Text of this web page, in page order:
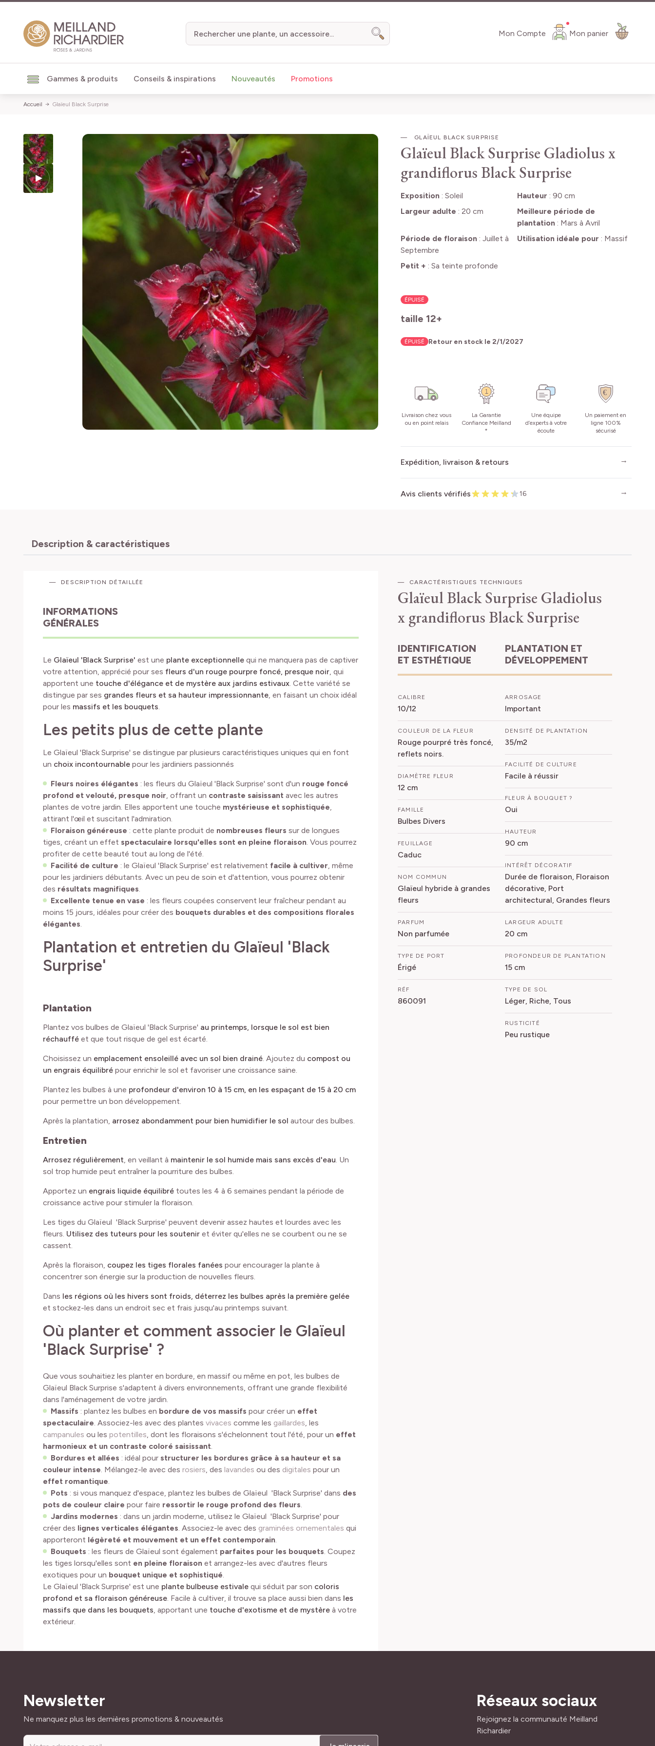
Mon Compte Mon panier
Gammes & produits Conseils & inspirations Nouveautés Promotions
Chercher
Accueil Glaïeul Black Surprise
GLAÏEUL BLACK SURPRISE
Glaïeul Black Surprise Gladiolus x
grandiflorus Black Surprise
Exposition: Soleil Hauteur : 90 cm
Largeur adulte : 20 cm
Meilleure période de
plantation: Mars à Avril
Période de floraison: Juillet à
Septembre
Utilisation idéale pour : Massif
Petit + : Sa teinte profonde
ÉPUISÉ
taille 12+
ÉPUISÉ Retour en stock le 2/1/2027
Livraison chez vous
ou en point relais
La Garantie
Confiance Meilland
*
Une équipe
d’experts à votre
écoute
Un paiement en
ligne 100%
sécurisé
Expédition, livraison & retours
Avis clients vérifiés 16
Description & caractéristiques
DESCRIPTION DÉTAILLÉE
INFORMATIONS
GÉNÉRALES
Le Glaïeul 'Black Surprise' est une plante exceptionnelle qui ne manquera pas de captiver
votre attention, apprécié pour ses fleurs d'un rouge pourpre foncé, presque noir, qui
apportent une touche d'élégance et de mystère aux jardins estivaux. Cette variété se
distingue par ses grandes fleurs et sa hauteur impressionnante, en faisant un choix idéal
pour les massifs et les bouquets.
Les petits plus de cette plante
Le Glaïeul 'Black Surprise' se distingue par plusieurs caractéristiques uniques qui en font
un choix incontournable pour les jardiniers passionnés
Fleurs noires élégantes : les fleurs du Glaïeul 'Black Surprise' sont d'un rouge foncé
profond et velouté, presque noir, offrant un contraste saisissant avec les autres
plantes de votre jardin. Elles apportent une touche mystérieuse et sophistiquée,
attirant l'œil et suscitant l'admiration.
Floraison généreuse : cette plante produit de nombreuses fleurs sur de longues
tiges, créant un effet spectaculaire lorsqu'elles sont en pleine floraison. Vous pourrez
profiter de cette beauté tout au long de l'été.
Facilité de culture : le Glaïeul 'Black Surprise' est relativement facile à cultiver, même
pour les jardiniers débutants. Avec un peu de soin et d'attention, vous pourrez obtenir
des résultats magnifiques.
Excellente tenue en vase : les fleurs coupées conservent leur fraîcheur pendant au
moins 15 jours, idéales pour créer des bouquets durables et des compositions florales
élégantes.
Plantation et entretien du Glaïeul 'Black
Surprise'
Plantation
Plantez vos bulbes de Glaïeul 'Black Surprise' au printemps, lorsque le sol est bien
réchauffé et que tout risque de gel est écarté.
Choisissez un emplacement ensoleillé avec un sol bien drainé. Ajoutez du compost ou
un engrais équilibré pour enrichir le sol et favoriser une croissance saine.
Plantez les bulbes à une profondeur d'environ 10 à 15 cm, en les espaçant de 15 à 20 cm
pour permettre un bon développement.
Après la plantation, arrosez abondamment pour bien humidifier le sol autour des bulbes.
Entretien
Arrosez régulièrement, en veillant à maintenir le sol humide mais sans excès d'eau. Un
sol trop humide peut entraîner la pourriture des bulbes.
Apportez un engrais liquide équilibré toutes les 4 à 6 semaines pendant la période de
croissance active pour stimuler la floraison.
Les tiges du Glaïeul 'Black Surprise' peuvent devenir assez hautes et lourdes avec les
fleurs. Utilisez des tuteurs pour les soutenir et éviter qu'elles ne se courbent ou ne se
cassent.
Après la floraison, coupez les tiges florales fanées pour encourager la plante à
concentrer son énergie sur la production de nouvelles fleurs.
Dans les régions où les hivers sont froids, déterrez les bulbes après la première gelée
et stockez-les dans un endroit sec et frais jusqu'au printemps suivant.
Où planter et comment associer le Glaïeul
'Black Surprise' ?
Que vous souhaitiez les planter en bordure, en massif ou même en pot, les bulbes de
Glaïeul Black Surprise s'adaptent à divers environnements, offrant une grande flexibilité
dans l'aménagement de votre jardin.
Massifs : plantez les bulbes en bordure de vos massifs pour créer un effet
spectaculaire. Associez-les avec des plantes vivaces comme les gaillardes, les
campanules ou les potentilles, dont les floraisons s'échelonnent tout l'été, pour un effet
harmonieux et un contraste coloré saisissant.
Bordures et allées : idéal pour structurer les bordures grâce à sa hauteur et sa
couleur intense. Mélangez-le avec des rosiers, des lavandes ou des digitales pour un
effet romantique.
Pots : si vous manquez d'espace, plantez les bulbes de Glaïeul 'Black Surprise' dans des
pots de couleur claire pour faire ressortir le rouge profond des fleurs.
Jardins modernes : dans un jardin moderne, utilisez le Glaïeul 'Black Surprise' pour
créer des lignes verticales élégantes. Associez-le avec des graminées ornementales qui
apporteront légèreté et mouvement et un effet contemporain.
Bouquets : les fleurs de Glaïeul sont également parfaites pour les bouquets. Coupez
les tiges lorsqu'elles sont en pleine floraison et arrangez-les avec d'autres fleurs
exotiques pour un bouquet unique et sophistiqué.
Le Glaïeul 'Black Surprise' est une plante bulbeuse estivale qui séduit par son coloris
profond et sa floraison généreuse. Facile à cultiver, il trouve sa place aussi bien dans les
massifs que dans les bouquets, apportant une touche d'exotisme et de mystère à votre
extérieur.
CARACTÉRISTIQUES TECHNIQUES
Glaïeul Black Surprise Gladiolus
x grandiflorus Black Surprise
IDENTIFICATION
ET ESTHÉTIQUE
CALIBRE
10/12
COULEUR DE LA FLEUR
Rouge pourpré très foncé,
reflets noirs.
DIAMÈTRE FLEUR
12 cm
FAMILLE
Bulbes Divers
FEUILLAGE
Caduc
NOM COMMUN
Glaïeul hybride à grandes
fleurs
PARFUM
Non parfumée
TYPE DE PORT
Érigé
RÉF
860091
PLANTATION ET
DÉVELOPPEMENT
ARROSAGE
Important
DENSITÉ DE PLANTATION
35/m2
FACILITÉ DE CULTURE
Facile à réussir
FLEUR À BOUQUET ?
Oui
HAUTEUR
90 cm
INTÉRÊT DÉCORATIF
Durée de floraison, Floraison
décorative, Port
architectural, Grandes fleurs
LARGEUR ADULTE
20 cm
PROFONDEUR DE PLANTATION
15 cm
TYPE DE SOL
Léger, Riche, Tous
RUSTICITÉ
Peu rustique
Newsletter
Adresse mail
Ne manquez plus les dernières promotions & nouveautés
Réseaux sociaux
Rejoignez la communauté Meilland
Richardier